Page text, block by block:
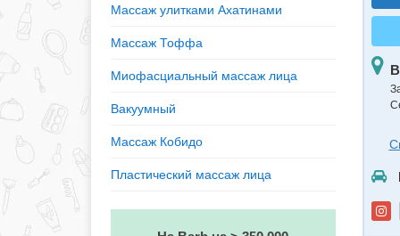
Массаж улитками Ахатинами
Массаж Тоффа
Миофасциальный массаж лица
Вакуумный
Массаж Кобидо
Пластический массаж лица